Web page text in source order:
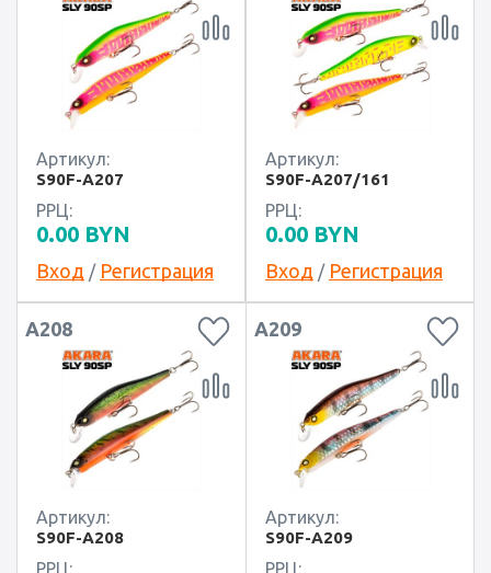
Артикул:
S90F-A207
РРЦ:
0.00 BYN
Вход / Регистрация
Артикул:
S90F-A207/161
РРЦ:
0.00 BYN
Вход / Регистрация
A208
Артикул:
S90F-A208
РРЦ:
A209
Артикул:
S90F-A209
РРЦ: